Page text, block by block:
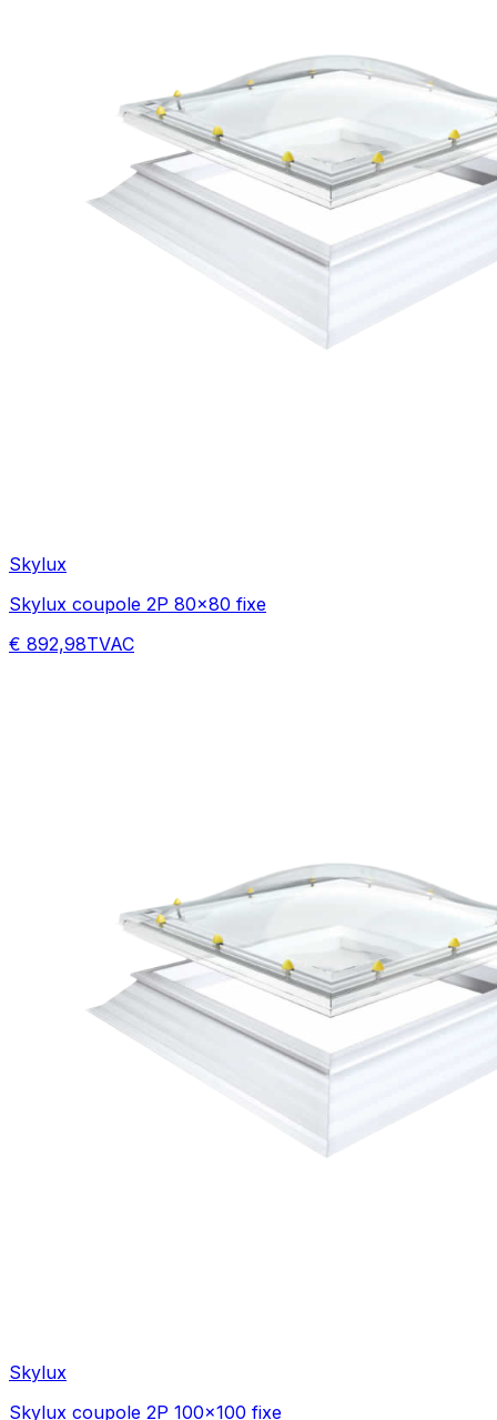
Skylux
Skylux coupole 2P 80x80 fixe
€ 892,98TVAC
Skylux
Skylux coupole 2P 100x100 fixe